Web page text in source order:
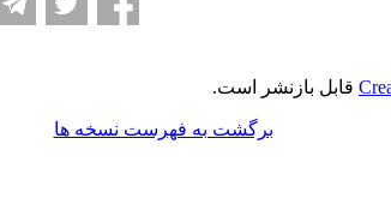
قابل بازنشر است.
برگشت به فهرست نسخه ها